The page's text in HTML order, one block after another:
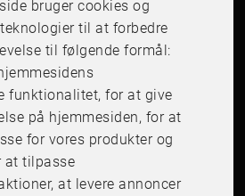
bruger cookies og
til at forbedre
til følgende formål:
funktionalitet,for at give
på hjemmesiden, for at
for vores produkter og
at tilpasse
,at levere annoncer
beslag og print af
Stockholm